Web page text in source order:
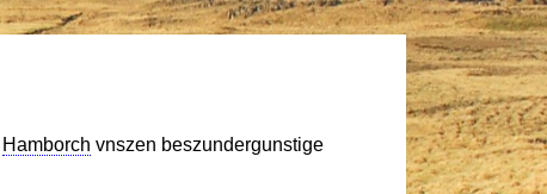
Hamborch vnszen beszundergunstige